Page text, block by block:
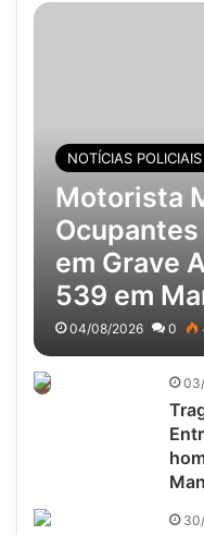
NOTÍCIAS
Motorista
em Grave
539 em
04/08/2026 0